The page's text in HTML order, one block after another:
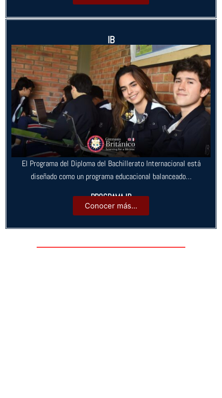
IB
El Programa del Diploma del Bachillerato Internacional está
diseñado como un programa educacional balanceado…
PROGRAMA IB
Conocer más...